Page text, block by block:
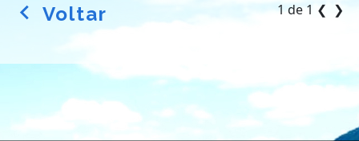
arrow_back_ios Voltar 1 de 1 ❮ ❯